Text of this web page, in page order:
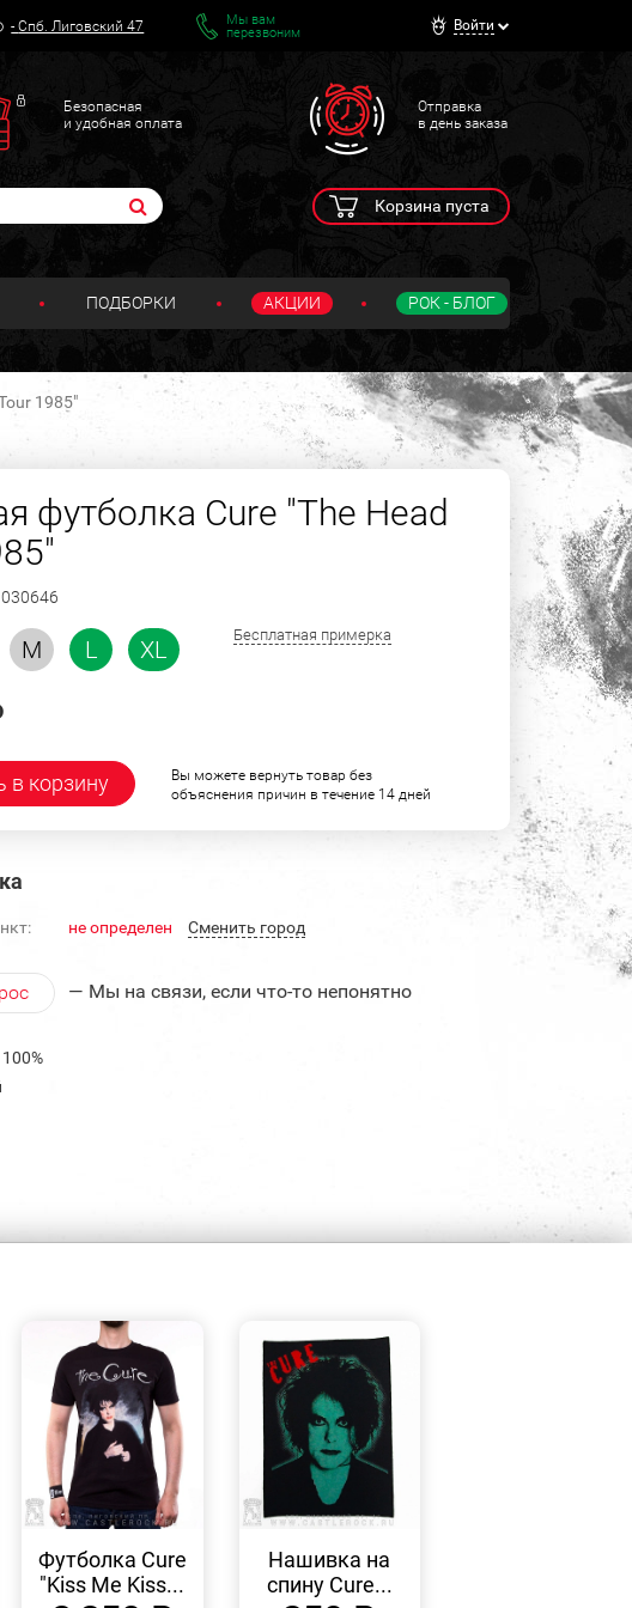
-Спб. Лиговский 47
Мы вам
перезвоним
Войти
Безопасная
и удобная оплата
Отправка
в день заказа
Корзина пуста
ПОДБОРКИ АКЦИИ РОК - БЛОГ
1985"
футболка Cure "The Head
M L XL
Бесплатная примерка
в корзину
Вы можете вернуть товар без
объяснения причин в течение 14 дней
не определен Cменить город
— Мы на связи, если что-то непонятно
ПРОСМОТР
Футболка Cure
"Kiss Me Kiss...
Нашивка на
спину Cure...